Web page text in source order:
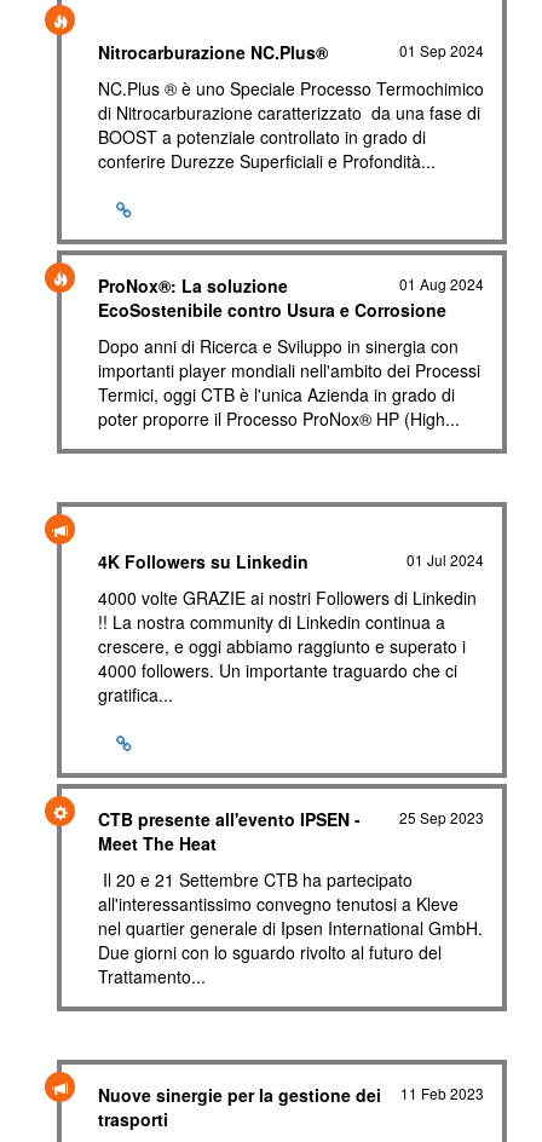
01 Sep 2024
Nitrocarburazione NC.Plus®
NC.Plus ® è uno Speciale Processo Termochimico
di Nitrocarburazione caratterizzato da una fase di
BOOST a potenziale controllato in grado di
conferire Durezze Superficiali e Profondità...
01 Aug 2024
ProNox®: La soluzione
EcoSostenibile contro Usura e Corrosione
Dopo anni di Ricerca e Sviluppo in sinergia con
importanti player mondiali nell'ambito dei Processi
Termici, oggi CTB è l'unica Azienda in grado di
poter proporre il Processo ProNox® HP (High...
01 Jul 2024
4K Followers su Linkedin
4000 volte GRAZIE ai nostri Followers di Linkedin
!! La nostra community di Linkedin continua a
crescere, e oggi abbiamo raggiunto e superato i
4000 followers. Un importante traguardo che ci
gratifica...
25 Sep 2023
CTB presente all'evento IPSEN -
Meet The Heat
Il 20 e 21 Settembre CTB ha partecipato
all'interessantissimo convegno tenutosi a Kleve
nel quartier generale di Ipsen International GmbH.
Due giorni con lo sguardo rivolto al futuro del
Trattamento...
11 Feb 2023
Nuove sinergie per la gestione dei
trasporti